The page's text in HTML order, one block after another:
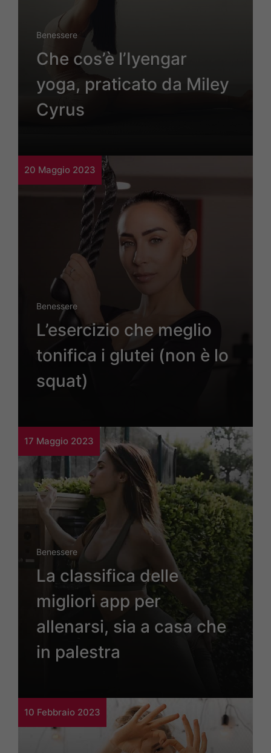
Benessere
Che cos’è l’Iyengar
yoga, praticato da Miley
Cyrus
20 Maggio 2023
Benessere
L’esercizio che meglio
tonifica i glutei (non è lo
squat)
17 Maggio 2023
Benessere
La classifica delle
migliori app per
allenarsi, sia a casa che
in palestra
10 Febbraio 2023